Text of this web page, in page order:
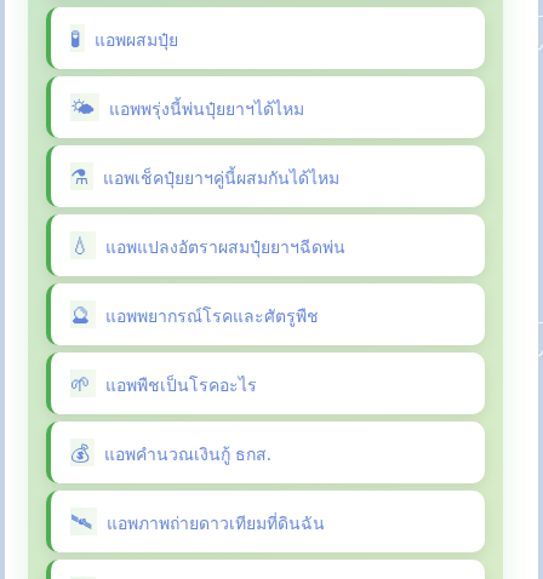
แอพผสมปุ๋ย
แอพพรุ่งนี้พ่นปุ๋ยยาฯได้ไหม
แอพเช็คปุ๋ยยาฯคู่นี้ผสมกันได้ไหม
แอพแปลงอัตราผสมปุ๋ยยาฯฉีดพ่น
แอพพยากรณ์โรคและศัตรูพืช
แอพพืชเป็นโรคอะไร
แอพคำนวณเงินกู้ ธกส.
แอพภาพถ่ายดาวเทียมที่ดินฉัน